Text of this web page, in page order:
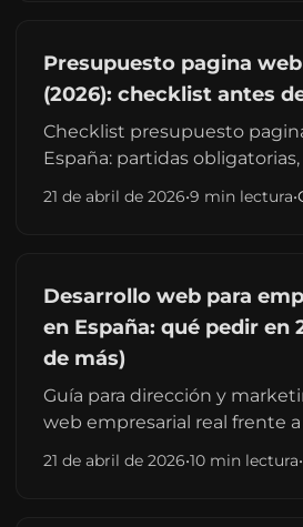
Presupuesto pagina
(2026): checklist antes
Checklist presupuesto
España: partidas obligatorias,
integraciones y ofertas
21 de abril de 2026•9 min lectura•
Desarrollo web para
en España: qué pedir en
de más)
Guía para dirección y
web empresarial real frente
presupuesto coherente y
21 de abril de 2026•10 min lectura•